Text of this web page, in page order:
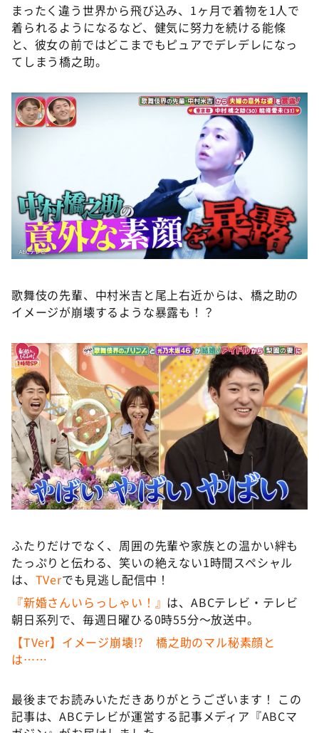
まったく違う世界から飛び込み、1ヶ月で着物を1人で
着られるようになるなど、健気に努力を続ける能條
と、彼女の前ではどこまでもピュアでデレデレになっ
てしまう橋之助。
歌舞伎の先輩、中村米吉と尾上右近からは、橋之助の
イメージが崩壊するような暴露も！？
ふたりだけでなく、周囲の先輩や家族との温かい絆も
たっぷりと伝わる、笑いの絶えない1時間スペシャル
は、 TVerでも見逃し配信中！
『新婚さんいらっしゃい！』 は、ABCテレビ・テレビ
朝日系列で、毎週日曜ひる0時55分〜放送中。
【TVer】イメージ崩壊!? 橋之助のマル秘素顔と
は……
最後までお読みいただきありがとうございます！ この
記事は、ABCテレビが運営する記事メディア『ABCマ